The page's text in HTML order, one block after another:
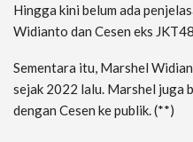
Hingga kini belum ada
Widianto dan Cesen eks
Sementara itu, Marshel
sejak 2022 lalu. Marshel juga
dengan Cesen ke publik. (**)